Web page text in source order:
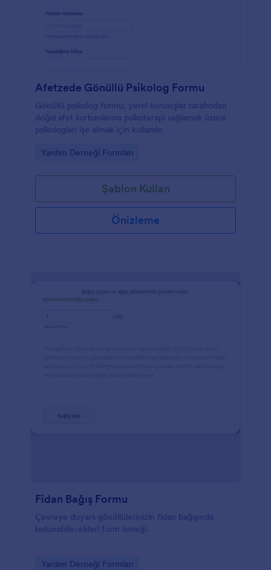
Afetzede Gönüllü Psikolog Formu
Gönüllü psikolog formu, yerel kuruluşlar tarafından
doğal afet kurbanlarına psikoterapi sağlamak üzere
psikologları işe almak için kullanılır.
Go to Category:
Yardım Derneği Formları
Şablon Kullan
Önizleme
Fidan Bağış Formu
Çevreye duyarlı gönüllülerinizin fidan bağışında
bulunabilecekleri form örneği.
Go to Category:
Yardım Derneği Formları